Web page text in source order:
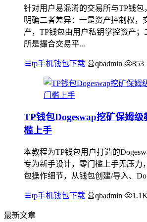
针对用户易混淆的交易所与TP钱
明确二者差异：一是资产控制权，
产，TP钱包由用户私钥掌控资产
所是撮合交易平...
tp手机钱包下载 qbadmin 853
TP钱包Dogeswap挖矿保姆级
槛上手
本教程为TP钱包用户打造的
专为新手设计，零门槛上手无压力
包操作细节，从钱包创建/导入、
tp手机钱包下载 qbadmin 1.1K
最新文章